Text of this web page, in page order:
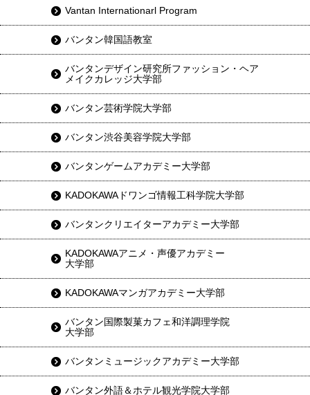
Vantan Internationarl Program
バンタン韓国語教室
バンタンデザイン研究所ファッション・ヘア
メイクカレッジ大学部
バンタン芸術学院大学部
バンタン渋谷美容学院大学部
バンタンゲームアカデミー大学部
KADOKAWAドワンゴ情報工科学院大学部
バンタンクリエイターアカデミー大学部
KADOKAWAアニメ・声優アカデミー
大学部
KADOKAWAマンガアカデミー大学部
バンタン国際製菓カフェ和洋調理学院
大学部
バンタンミュージックアカデミー大学部
バンタン外語＆ホテル観光学院大学部